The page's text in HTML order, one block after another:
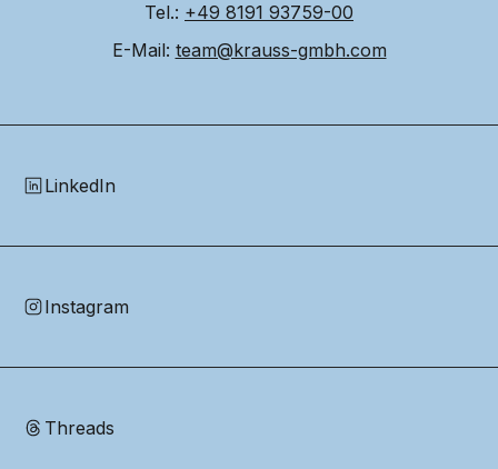
Tel.: +49 8191 93759-00
E-Mail: team@krauss-gmbh.com
LinkedIn
Instagram
Threads